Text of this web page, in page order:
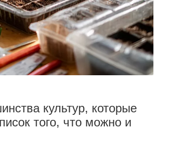
культур, которые
того, что можно и